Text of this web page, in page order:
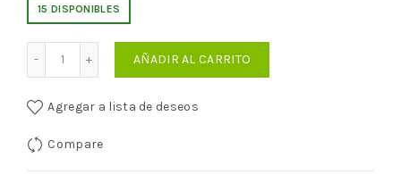
15 DISPONIBLES
AÑADIR AL CARRITO
Agregar a lista de deseos
Compare